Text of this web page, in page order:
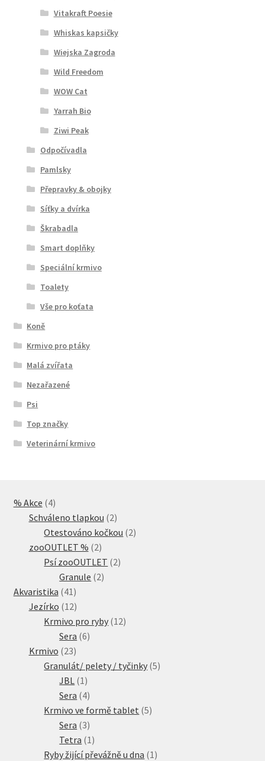
Vitakraft Poesie
Whiskas kapsičky
Wiejska Zagroda
Wild Freedom
WOW Cat
Yarrah Bio
Ziwi Peak
Odpočívadla
Pamlsky
Přepravky & obojky
Síťky a dvírka
Škrabadla
Smart doplňky
Speciální krmivo
Toalety
Vše pro koťata
Koně
Krmivo pro ptáky
Malá zvířata
Nezařazené
Psi
Top značky
Veterinární krmivo
% Akce 44
produkty
Schváleno tlapkou 22
produkty
Otestováno kočkou 22
zooOUTLET % 22
produkty
Psí zooOUTLET 22
Granule 22
Akvaristika 41 41
produktů
Jezírko 1212
produktů
Krmivo pro ryby 1212
Sera 66
Krmivo 2323
produktů
Granulát/ pelety / tyčinky 55
JBL 1 1
produkt
Sera 44
produkty
Krmivo ve formě tablet 55
Sera 33
produkty
Tetra 1 1
produkt
Ryby žijící převážně u dna 1 1